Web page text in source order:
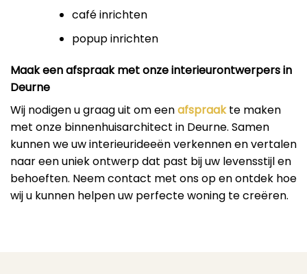
café inrichten
popup inrichten
Maak een afspraak met onze interieurontwerpers in
Deurne
Wij nodigen u graag uit om eenafspraakte maken
met onze binnenhuisarchitect in Deurne. Samen
kunnen we uw interieurideeën verkennen en vertalen
naar een uniek ontwerp dat past bij uw levensstijl en
behoeften. Neem contact met ons op en ontdek hoe
wij u kunnen helpen uw perfecte woning te creëren.